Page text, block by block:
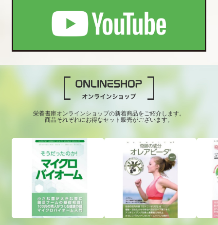
栄養書庫オンラインショップの新着商品をご紹介します。
商品それぞれにお得なセット販売がございます。